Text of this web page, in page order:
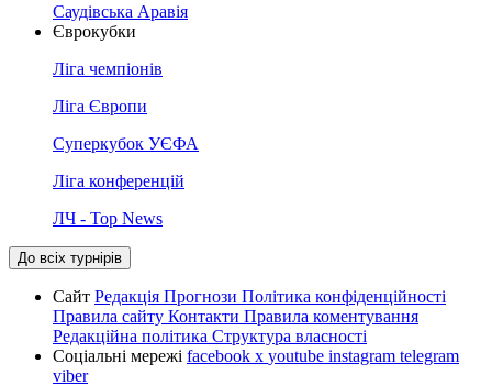
Саудівська Аравія
Єврокубки
Ліга чемпіонів
Ліга Європи
Суперкубок УЄФА
Ліга конференцій
ЛЧ - Top News
До всіх турнірів
Сайт Редакція Прогнози Політика конфіденційності
Правила сайту Контакти Правила коментування
Редакційна політика Структура власності
Соціальні мережі facebook x youtube instagram telegram
viber